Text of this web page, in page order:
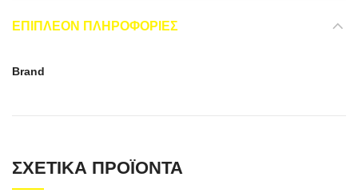
ΕΠΙΠΛΈΟΝ ΠΛΗΡΟΦΟΡΊΕΣ
Brand
ΣΧΕΤΙΚΆ ΠΡΟΪΌΝΤΑ